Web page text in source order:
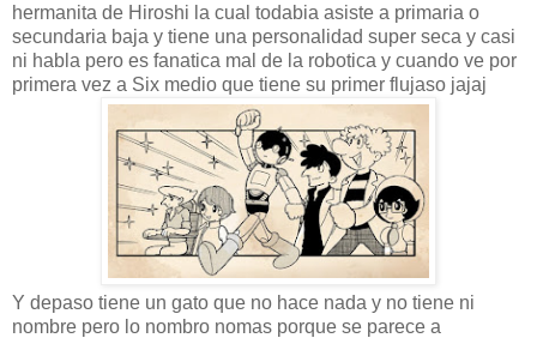
hermanita de Hiroshi la cual todabia asiste a primaria o
secundaria baja y tiene una personalidad super seca y casi
ni habla pero es fanatica mal de la robotica y cuando ve por
primera vez a Six medio que tiene su primer flujaso jajaj
Y depaso tiene un gato que no hace nada y no tiene ni
nombre pero lo nombro nomas porque se parece a